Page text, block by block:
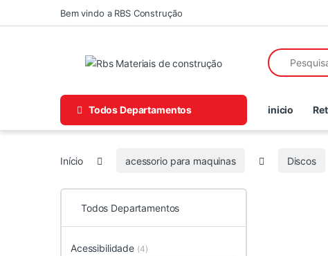
Skip to navigation
Skip to contentBem vindo a RBS Construção
Search for:
Todos Departamentos inicio
Início acessorio para maquinas Discos
Todos Departamentos
Acessibilidade (4)